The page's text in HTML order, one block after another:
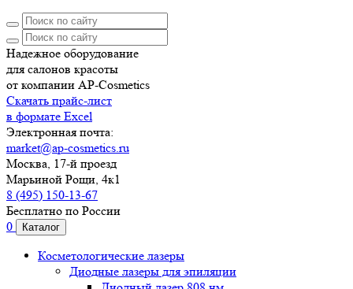
Надежное оборудование
для салонов красоты
от компании AP-Cosmetics
Скачать прайс-лист
в формате Excel
Электронная почта:
market@ap-cosmetics.ru
Москва, 17-й проезд
Марьиной Рощи, 4к1
8 (495) 150-13-67
Бесплатно по России
0
Каталог
Косметологические лазеры
Диодные лазеры для эпиляции